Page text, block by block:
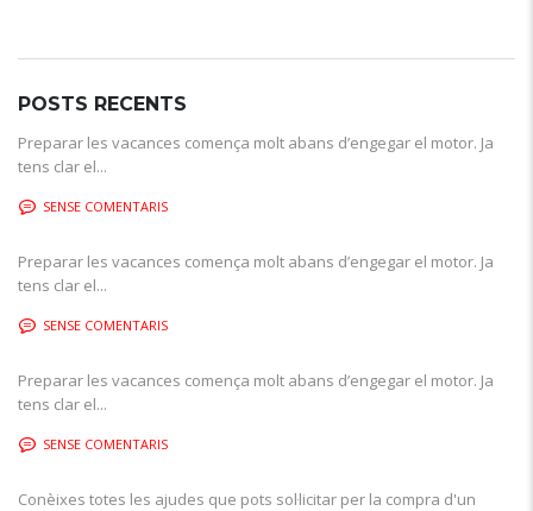
POSTS RECENTS
Preparar les vacances comença molt abans d’engegar el motor. Ja
tens clar el...
SENSE COMENTARIS
Preparar les vacances comença molt abans d’engegar el motor. Ja
tens clar el...
SENSE COMENTARIS
Preparar les vacances comença molt abans d’engegar el motor. Ja
tens clar el...
SENSE COMENTARIS
Conèixes totes les ajudes que pots sol·licitar per la compra d'un